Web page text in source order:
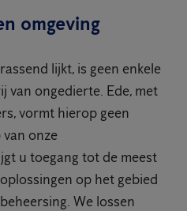
omgeving
lijkt, is geen enkele
van ongedierte. Ede, met
vormt hierop geen
onze
u toegang tot de meest
op het gebied
We lossen